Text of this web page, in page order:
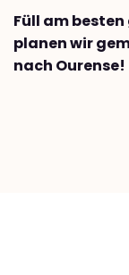
Füll am
planen wir
nach Ourense!